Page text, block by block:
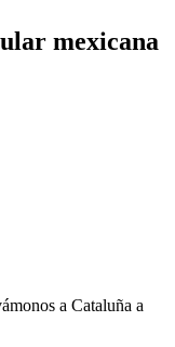
mexicana
a Cataluña a